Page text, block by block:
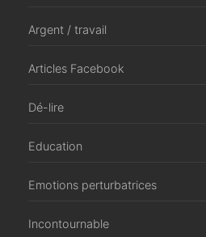
Argent / travail
Articles Facebook
Dé-lire
Education
Emotions perturbatrices
Incontournable